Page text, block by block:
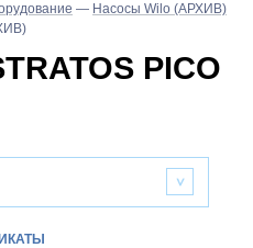
— Насосы Wilo (АРХИВ)
PICO
>